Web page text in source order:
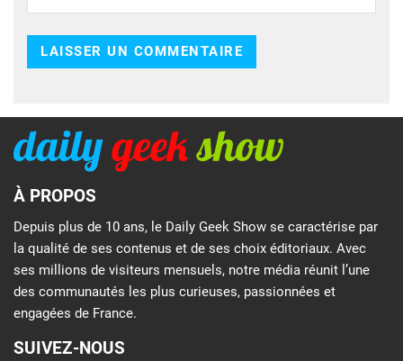
À PROPOS
Depuis plus de 10 ans, le Daily Geek Show se caractérise par
la qualité de ses contenus et de ses choix éditoriaux. Avec
ses millions de visiteurs mensuels, notre média réunit l’une
des communautés les plus curieuses, passionnées et
engagées de France.
SUIVEZ-NOUS